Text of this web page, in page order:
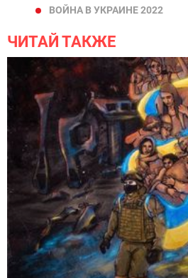
ВОЙНА В УКРАИНЕ 2022
ЧИТАЙ ТАКЖЕ